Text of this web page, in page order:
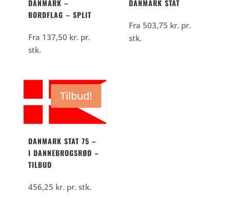
DANMARK –
BORDFLAG – SPLIT
Fra 137,50 kr. pr.
stk.
DANMARK STAT
Fra 503,75 kr. pr.
stk.
Tilbud!
DANMARK STAT 75 –
I DANNEBROGSRØD –
TILBUD
456,25 kr. pr. stk.